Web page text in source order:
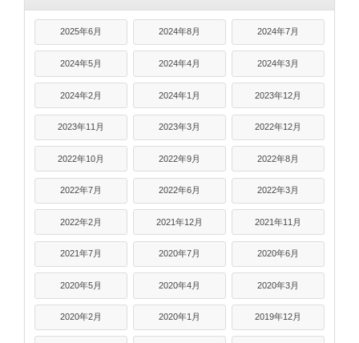
2025年6月 2024年8月 2024年7月
2024年5月 2024年4月 2024年3月
2024年2月 2024年1月 2023年12月
2023年11月 2023年3月 2022年12月
2022年10月 2022年9月 2022年8月
2022年7月 2022年6月 2022年3月
2022年2月 2021年12月 2021年11月
2021年7月 2020年7月 2020年6月
2020年5月 2020年4月 2020年3月
2020年2月 2020年1月 2019年12月